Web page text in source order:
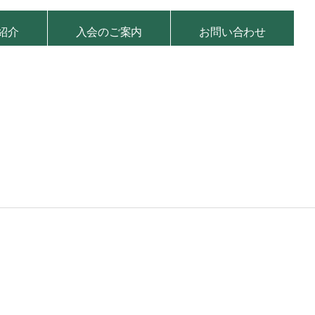
介 入会のご案内 お問い合わせ